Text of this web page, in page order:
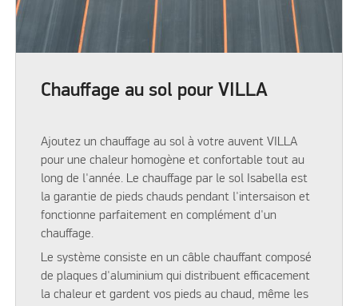
Chauffage au sol pour VILLA
Ajoutez un chauffage au sol à votre auvent VILLA
pour une chaleur homogène et confortable tout au
long de l'année. Le chauffage par le sol Isabella est
la garantie de pieds chauds pendant l'intersaison et
fonctionne parfaitement en complément d'un
chauffage.
Le système consiste en un câble chauffant composé
de plaques d'aluminium qui distribuent efficacement
la chaleur et gardent vos pieds au chaud, même les